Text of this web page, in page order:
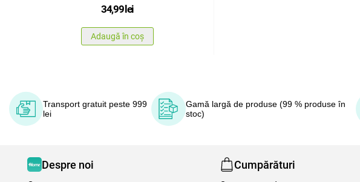
34,99lei
Adaugă în coș
Transport gratuit peste 999
lei
Gamă largă de produse (99 % produse în
stoc)
Despre noi Cumpărături